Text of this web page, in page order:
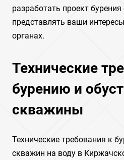
разработать проект
представлять ваши
органах.
Технические
бурению и
скважины
Технические требования к
скважин на воду в